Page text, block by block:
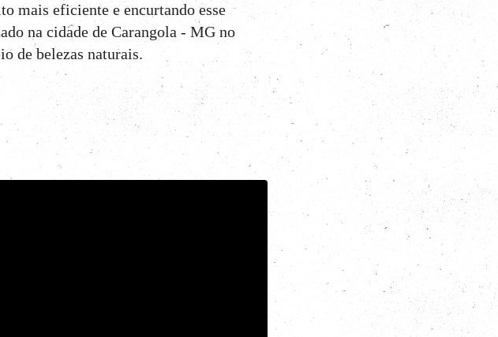
mais eficiente e encurtando esse
na cidade de Carangola - MG no
de belezas naturais.